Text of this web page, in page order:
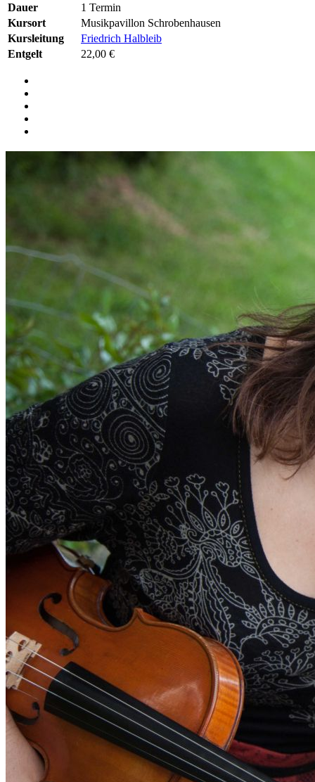
Dauer
1 Termin
Kursort
Musikpavillon Schrobenhausen
Kursleitung
Friedrich Halbleib
Entgelt
22,00 €